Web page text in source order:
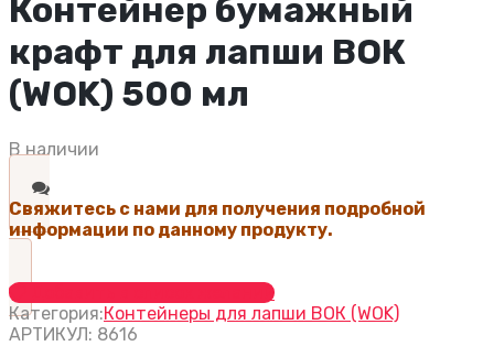
Контейнер бумажный
крафт для лапши ВОК
(WOK) 500 мл
В наличии
Свяжитесь с нами для получения подробной
информации по данному продукту.
Добавить в список желаний
Категория:Контейнеры для лапши ВОК (WOK)
АРТИКУЛ: 8616